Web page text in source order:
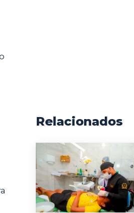
Relacionados